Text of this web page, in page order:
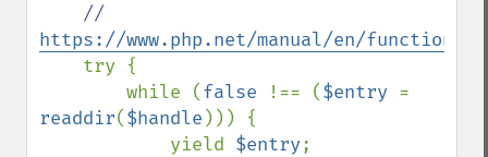
https://www.php.net/manual/en/
try {
        while (
false !== ($entry
readdir($handle ))) {
            yield
$entry;